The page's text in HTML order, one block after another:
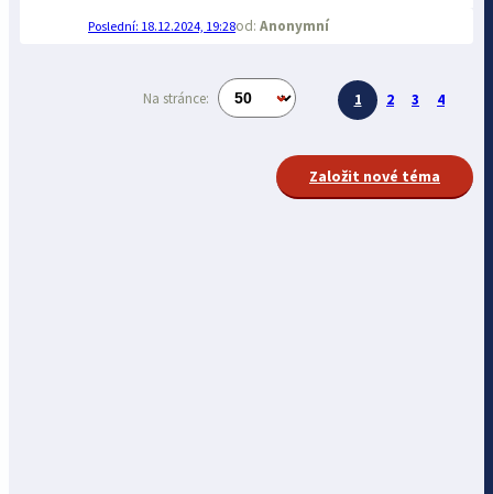
18.12.2024, 19:28 Anonymní
Na stránce: 1 2 3 4
Založit nové téma